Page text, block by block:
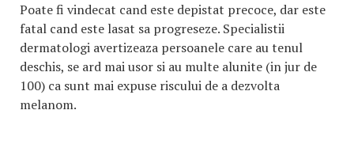
Poate fi vindecat cand este depistat precoce, dar este
fatal cand este lasat sa progreseze. Specialistii
dermatologi avertizeaza persoanele care au tenul
deschis, se ard mai usor si au multe alunite (in jur de
100) ca sunt mai expuse riscului de a dezvolta
melanom.